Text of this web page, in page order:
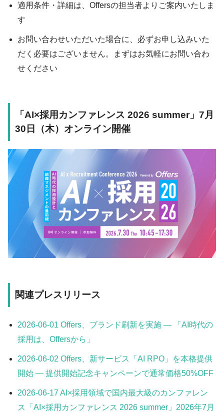
適用条件・詳細は、Offersの担当者よりご案内いたしま
す
お問い合わせいただいた場合に、必ずお申し込みいた
だく必要はございません。まずはお気軽にお問い合わ
せください
「AI×採用カンファレンス 2026 summer」7月
30日（木）オンライン開催
関連プレスリリース
2026-06-01 Offers、ブランド刷新を実施 — 「AI時代の
採用は、Offersから」
2026-06-02 Offers、新サービス「AI RPO」を本格提供
開始 — 提供開始記念キャンペーンで通常価格50%OFF
2026-06-17 AI×採用領域で国内最大級のカンファレン
ス「AI×採用カンファレンス 2026 summer」2026年7月